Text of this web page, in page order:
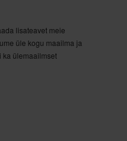
lisateavet meie
üle kogu maailma ja
ka ülemaailmset